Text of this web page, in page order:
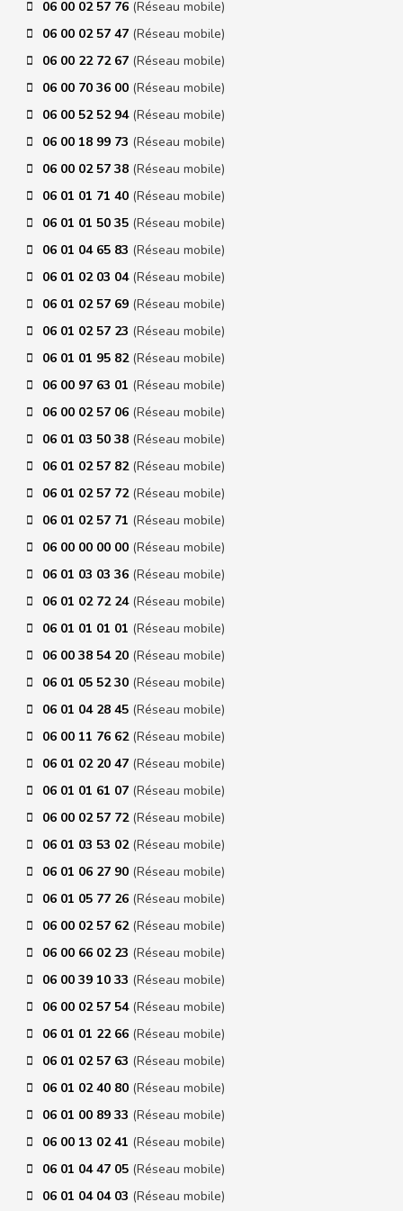
06 00 02 57 76 (Réseau mobile)
06 00 02 57 47 (Réseau mobile)
06 00 22 72 67 (Réseau mobile)
06 00 70 36 00 (Réseau mobile)
06 00 52 52 94 (Réseau mobile)
06 00 18 99 73 (Réseau mobile)
06 00 02 57 38 (Réseau mobile)
06 01 01 71 40 (Réseau mobile)
06 01 01 50 35 (Réseau mobile)
06 01 04 65 83 (Réseau mobile)
06 01 02 03 04 (Réseau mobile)
06 01 02 57 69 (Réseau mobile)
06 01 02 57 23 (Réseau mobile)
06 01 01 95 82 (Réseau mobile)
06 00 97 63 01 (Réseau mobile)
06 00 02 57 06 (Réseau mobile)
06 01 03 50 38 (Réseau mobile)
06 01 02 57 82 (Réseau mobile)
06 01 02 57 72 (Réseau mobile)
06 01 02 57 71 (Réseau mobile)
06 00 00 00 00 (Réseau mobile)
06 01 03 03 36 (Réseau mobile)
06 01 02 72 24 (Réseau mobile)
06 01 01 01 01 (Réseau mobile)
06 00 38 54 20 (Réseau mobile)
06 01 05 52 30 (Réseau mobile)
06 01 04 28 45 (Réseau mobile)
06 00 11 76 62 (Réseau mobile)
06 01 02 20 47 (Réseau mobile)
06 01 01 61 07 (Réseau mobile)
06 00 02 57 72 (Réseau mobile)
06 01 03 53 02 (Réseau mobile)
06 01 06 27 90 (Réseau mobile)
06 01 05 77 26 (Réseau mobile)
06 00 02 57 62 (Réseau mobile)
06 00 66 02 23 (Réseau mobile)
06 00 39 10 33 (Réseau mobile)
06 00 02 57 54 (Réseau mobile)
06 01 01 22 66 (Réseau mobile)
06 01 02 57 63 (Réseau mobile)
06 01 02 40 80 (Réseau mobile)
06 01 00 89 33 (Réseau mobile)
06 00 13 02 41 (Réseau mobile)
06 01 04 47 05 (Réseau mobile)
06 01 04 04 03 (Réseau mobile)